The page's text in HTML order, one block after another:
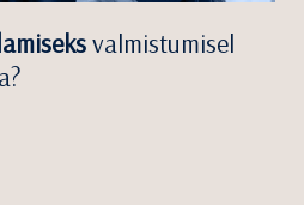
valmistumisel